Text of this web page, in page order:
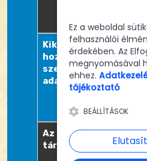
Kik férhetnek
hozzá a
személyes
adatokhoz?
az
Az adatok
tárolási módja
Ez a weboldal
felhasználói
érdekében. Az
megnyomásával
ehhez.
tájékoztató
BEÁLLÍTÁSOK